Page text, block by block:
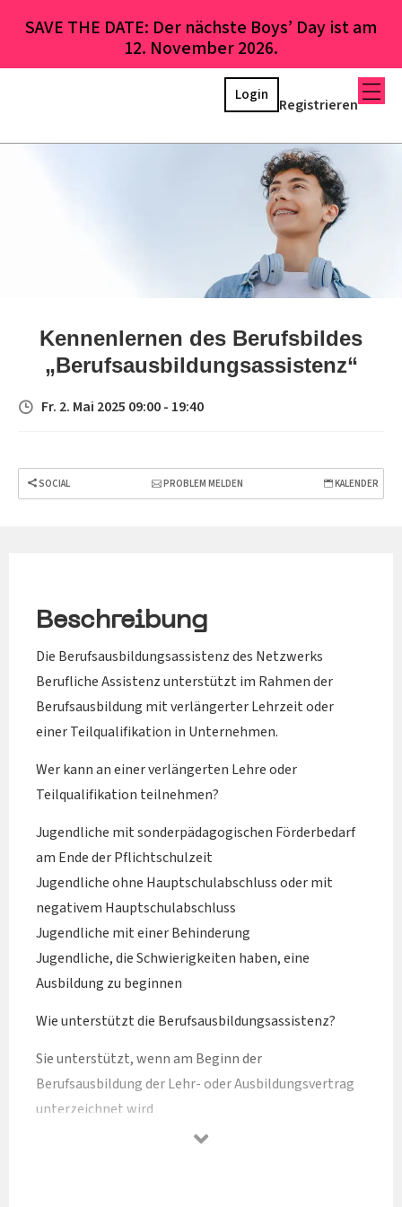
SAVE THE DATE: Der nächste Boys’ Day ist am
12. November 2026.
Registrieren
Login
Kennenlernen des Berufsbildes
„Berufsausbildungsassistenz“
Fr. 2. Mai 2025 09:00 - 19:40
SOCIAL PROBLEM MELDEN KALENDER
Beschreibung
Die Berufsausbildungsassistenz des Netzwerks
Berufliche Assistenz unterstützt im Rahmen der
Berufsausbildung mit verlängerter Lehrzeit oder
einer Teilqualifikation in Unternehmen.
Wer kann an einer verlängerten Lehre oder
Teilqualifikation teilnehmen?
Jugendliche mit sonderpädagogischen Förderbedarf
am Ende der Pflichtschulzeit
Jugendliche ohne Hauptschulabschluss oder mit
negativem Hauptschulabschluss
Jugendliche mit einer Behinderung
Jugendliche, die Schwierigkeiten haben, eine
Ausbildung zu beginnen
Wie unterstützt die Berufsausbildungsassistenz?
Sie unterstützt, wenn am Beginn der
Berufsausbildung der Lehr- oder Ausbildungsvertrag
unterzeichnet wird
Sie begleitet die Jugendlichen in der Berufsausbildung